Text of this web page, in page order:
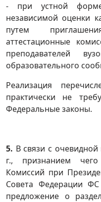
- при устной
независимой оценки
путем
аттестационные
преподавателей
образовательного
Реализация
практически не
Федеральные законы.
5. В связи с
г., признанием
Комиссий при
Совета Федерации
предложение о